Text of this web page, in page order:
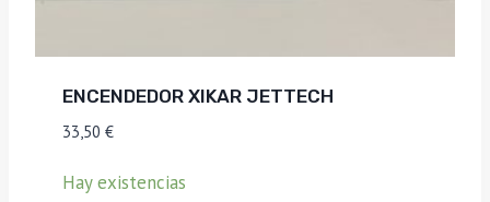
ENCENDEDOR XIKAR JETTECH
33,50 €
Hay existencias